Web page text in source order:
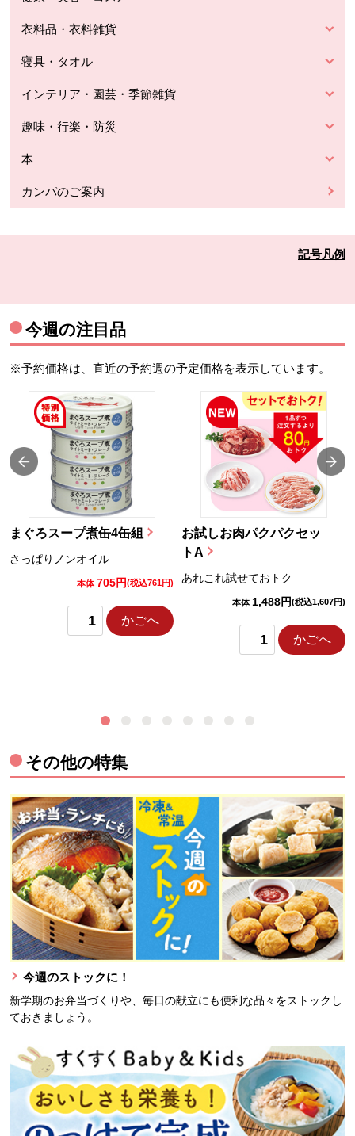
衣料品・衣料雑貨
寝具・タオル
インテリア・園芸・季節雑貨
趣味・行楽・防災
本
カンパのご案内
記号凡例
今週の注目品
※予約価格は、直近の予約週の予定価格を表示しています。
まぐろスープ煮缶4缶組
さっぱりノンオイル
本体 705円(税込761円)
かごへ
お試しお肉パクパクセッ
トA
あれこれ試せておトク
本体 1,488円(税込1,607円)
かごへ
その他の特集
今週のストックに！
新学期のお弁当づくりや、毎日の献立にも便利な品々をストックし
ておきましょう。